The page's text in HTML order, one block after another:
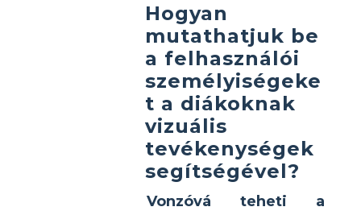
Hogyan
mutathatjuk be
a felhasználói
személyiségeke
t a diákoknak
vizuális
tevékenységek
segítségével?
Vonzóvá teheti a